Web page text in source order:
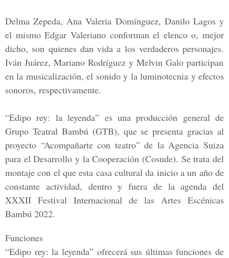
Delma Zepeda, Ana Valeria Domínguez, Danilo Lagos y
el mismoEdgar Valerianoconforman el elenco o, mejor
dicho, son quienes dan vida a los verdaderos personajes.
Iván Juárez, Mariano Rodríguez y Melvin Galo participan
en la musicalización, el sonido y la luminotecnia y efectos
sonoros, respectivamente.
“Edipo rey: la leyenda” es una producción general de
Grupo Teatral Bambú (GTB), que se presenta gracias al
proyecto “Acompañarte con teatro” de laAgencia Suiza
para el Desarrollo y la Cooperación (Cosude). Se trata del
montaje con el que esta casa cultural da inicio a un año de
constante actividad, dentro y fuera de la agenda del
XXXII Festival Internacional de las Artes Escénicas
Bambú 2022.
Funciones
“Edipo rey: la leyenda” ofrecerá sus últimas funciones de